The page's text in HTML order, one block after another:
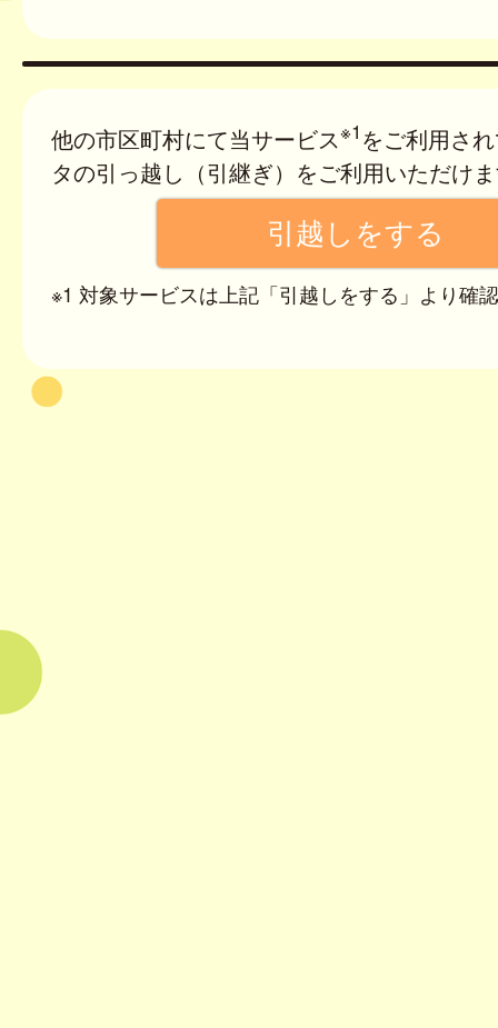
他の市区町村にて当サービス※1 をご利用さ
タの引っ越し（引継ぎ）をご利用いただけ
※1 対象サービスは上記「引越しをする」より確